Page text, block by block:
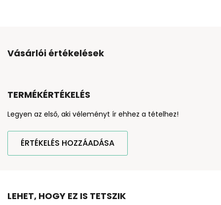
Vásárlói értékelések
TERMÉKÉRTÉKELÉS
Legyen az első, aki véleményt ír ehhez a tételhez!
ÉRTÉKELÉS HOZZÁADÁSA
LEHET, HOGY EZ IS TETSZIK